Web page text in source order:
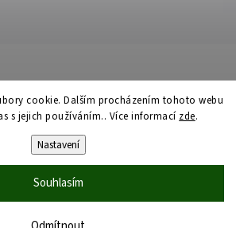
cookie. Dalším procházením tohoto webu
s jejich používáním.. Více informací zde.
Nastavení
Souhlasím
Židleproděti. Všechna práva vyhrazena.